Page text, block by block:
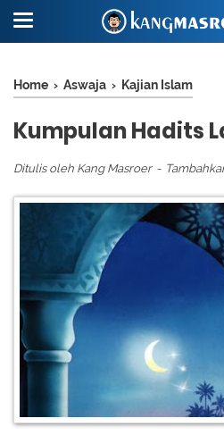
Home › Aswaja › Kajian Islam
Kumpulan Hadits
Ditulis oleh Kang Masroer